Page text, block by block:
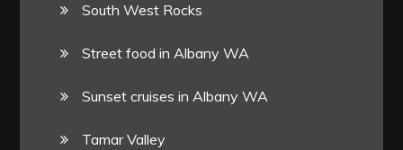
South West Rocks
Street food in Albany WA
Sunset cruises in Albany WA
Tamar Valley